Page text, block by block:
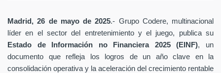
Madrid, 26 de mayo de 2025.- Grupo Codere, multinacional
líder en el sector del entretenimiento y el juego, publica su
Estado de Información no Financiera 2025 (EINF), un
documento que refleja los logros de un año clave en la
consolidación operativa y la aceleración del crecimiento rentable